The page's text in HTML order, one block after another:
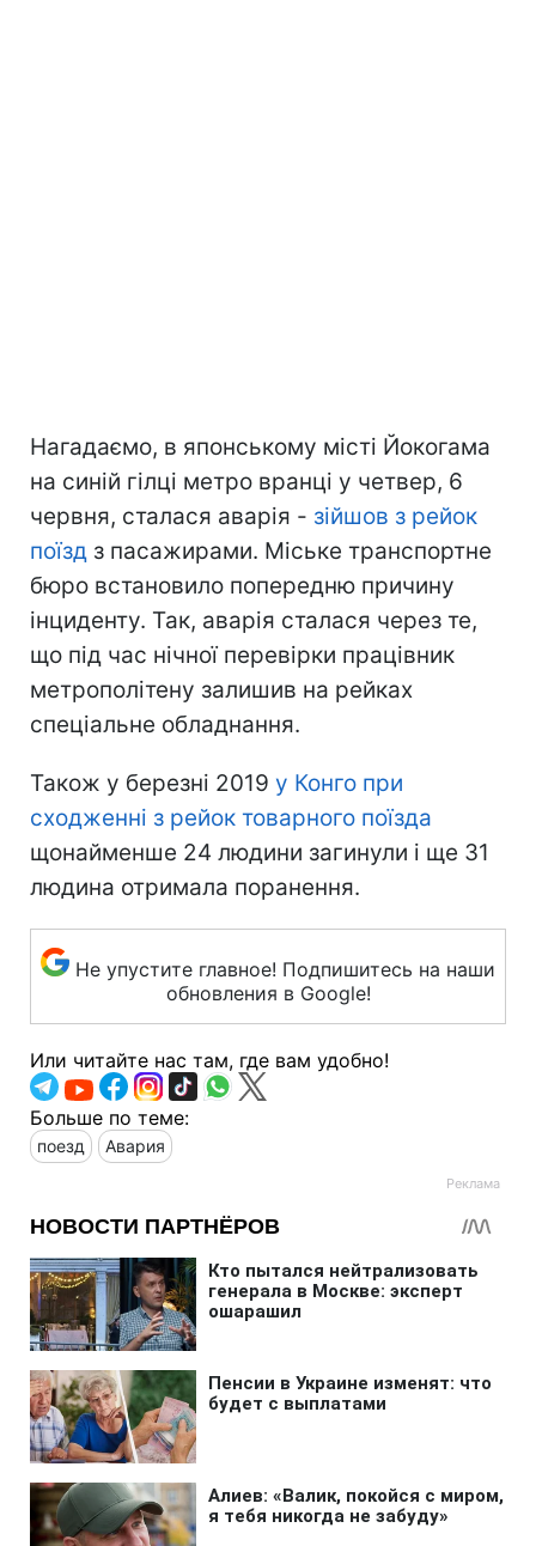
Нагадаємо, в японському місті Йокогама
на синій гілці метро вранці у четвер, 6
червня, сталася аварія - зійшов з рейок
поїзд з пасажирами. Міське транспортне
бюро встановило попередню причину
інциденту. Так, аварія сталася через те,
що під час нічної перевірки працівник
метрополітену залишив на рейках
спеціальне обладнання.
Також у березні 2019 у Конго при
сходженні з рейок товарного поїзда
щонайменше 24 людини загинули і ще 31
людина отримала поранення.
Не упустите главное! Подпишитесь на наши
обновления в Google!
Или читайте нас там, где вам удобно!
Больше по теме:
поезд Авария